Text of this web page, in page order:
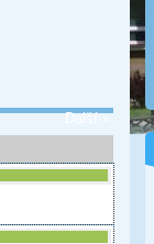
Další »